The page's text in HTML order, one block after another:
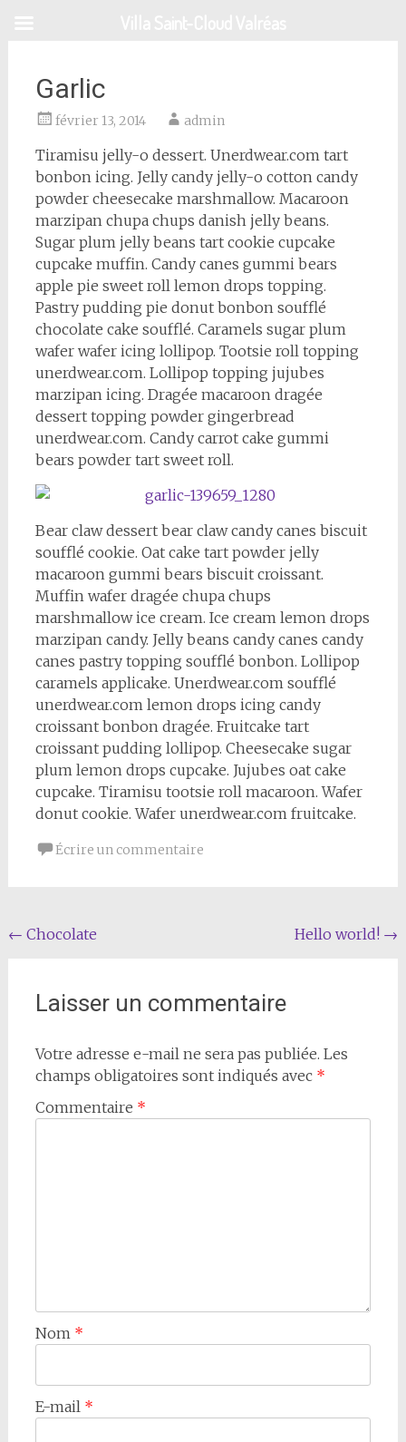
principalGarlic
février 13, 2014 admin
Tiramisu jelly-o dessert. Unerdwear.com tart
bonbon icing. Jelly candy jelly-o cotton candy
powder cheesecake marshmallow. Macaroon
marzipan chupa chups danish jelly beans.
Sugar plum jelly beans tart cookie cupcake
cupcake muffin. Candy canes gummi bears
apple pie sweet roll lemon drops topping.
Pastry pudding pie donut bonbon soufflé
chocolate cake soufflé. Caramels sugar plum
wafer wafer icing lollipop. Tootsie roll topping
unerdwear.com. Lollipop topping jujubes
marzipan icing. Dragée macaroon dragée
dessert topping powder gingerbread
unerdwear.com. Candy carrot cake gummi
bears powder tart sweet roll.
Bear claw dessert bear claw candy canes biscuit
soufflé cookie. Oat cake tart powder jelly
macaroon gummi bears biscuit croissant.
Muffin wafer dragée chupa chups
marshmallow ice cream. Ice cream lemon drops
marzipan candy. Jelly beans candy canes candy
canes pastry topping soufflé bonbon. Lollipop
caramels applicake. Unerdwear.com soufflé
unerdwear.com lemon drops icing candy
croissant bonbon dragée. Fruitcake tart
croissant pudding lollipop. Cheesecake sugar
plum lemon drops cupcake. Jujubes oat cake
cupcake. Tiramisu tootsie roll macaroon. Wafer
donut cookie. Wafer unerdwear.com fruitcake.
Écrire un commentaire
Navigation
l'article
← Chocolate Hello world! →
Laisser un commentaire
Votre adresse e-mail ne sera pas publiée. Les
champs obligatoires sont indiqués avec *
Commentaire *
Nom *
E-mail *